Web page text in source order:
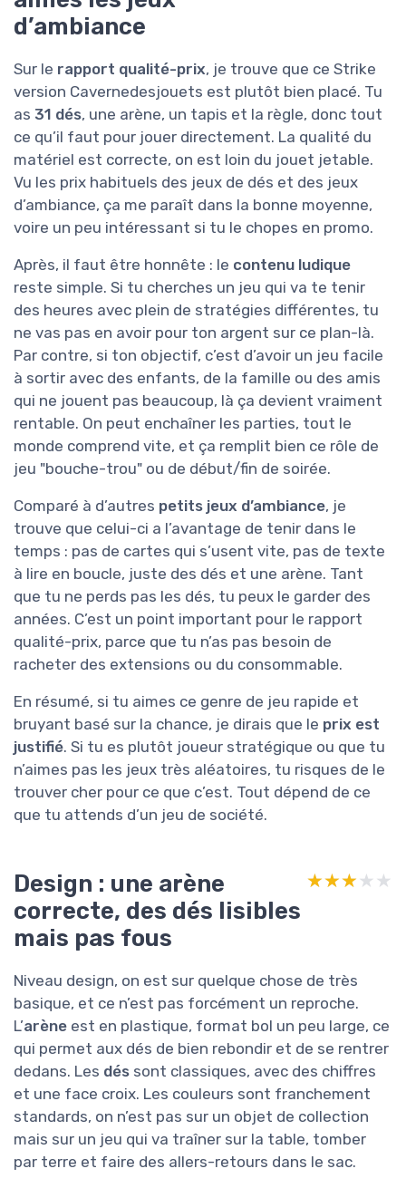
d’ambiance
Sur le rapport qualité-prix, je trouve que ce Strike
version Cavernedesjouets est plutôt bien placé. Tu
as 31 dés, une arène, un tapis et la règle, donc tout
ce qu’il faut pour jouer directement. La qualité du
matériel est correcte, on est loin du jouet jetable.
Vu les prix habituels des jeux de dés et des jeux
d’ambiance, ça me paraît dans la bonne moyenne,
voire un peu intéressant si tu le chopes en promo.
Après, il faut être honnête : le contenu ludique
reste simple. Si tu cherches un jeu qui va te tenir
des heures avec plein de stratégies différentes, tu
ne vas pas en avoir pour ton argent sur ce plan-là.
Par contre, si ton objectif, c’est d’avoir un jeu facile
à sortir avec des enfants, de la famille ou des amis
qui ne jouent pas beaucoup, là ça devient vraiment
rentable. On peut enchaîner les parties, tout le
monde comprend vite, et ça remplit bien ce rôle de
jeu "bouche-trou" ou de début/fin de soirée.
Comparé à d’autres petits jeux d’ambiance, je
trouve que celui-ci a l’avantage de tenir dans le
temps : pas de cartes qui s’usent vite, pas de texte
à lire en boucle, juste des dés et une arène. Tant
que tu ne perds pas les dés, tu peux le garder des
années. C’est un point important pour le rapport
qualité-prix, parce que tu n’as pas besoin de
racheter des extensions ou du consommable.
En résumé, si tu aimes ce genre de jeu rapide et
bruyant basé sur la chance, je dirais que le prix est
justifié. Si tu es plutôt joueur stratégique ou que tu
n’aimes pas les jeux très aléatoires, tu risques de le
trouver cher pour ce que c’est. Tout dépend de ce
que tu attends d’un jeu de société.
Design : une arène
correcte, des dés lisibles
mais pas fous
★★★★★
★★★★★
Niveau design, on est sur quelque chose de très
basique, et ce n’est pas forcément un reproche.
L’arène est en plastique, format bol un peu large, ce
qui permet aux dés de bien rebondir et de se rentrer
dedans. Les dés sont classiques, avec des chiffres
et une face croix. Les couleurs sont franchement
standards, on n’est pas sur un objet de collection
mais sur un jeu qui va traîner sur la table, tomber
par terre et faire des allers-retours dans le sac.